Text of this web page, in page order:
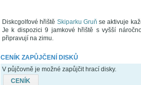
Diskcgolfové hřiště Skiparku Gruň se aktivuje
Je k dispozici 9 jamkové hřiště s vyšší
připravují na zimu.
CENÍK ZAPŮJČENÍ DISKŮ
V půjčovně je možné zapůjčit hrací disky.
CENÍK